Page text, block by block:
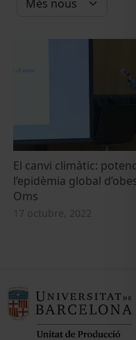
El canvi climàtic:
l’epidèmia global
Oms
17 octubre, 2022